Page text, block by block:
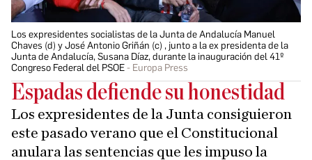
Los expresidentes socialistas de la Junta de Andalucía Manuel
Chaves (d) y José Antonio Griñán (c) , junto a la ex presidenta de la
Junta de Andalucía, Susana Díaz, durante la inauguración del 41º
Congreso Federal del PSOE
Europa Press
Espadas defiende su honestidad
Los expresidentes de la Junta consiguieron
este pasado verano que el Constitucional
anulara las sentencias que les impuso la